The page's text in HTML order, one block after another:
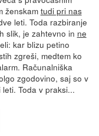
ženskam tudi pri nas
leti. Toda razbiranje
slik, je zahtevno in ne
kar blizu petino
zgreši, medtem ko
Računalniška
zgodovino, saj so v
Toda v praksi...